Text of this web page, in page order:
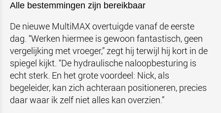
Alle bestemmingen zijn bereikbaar
De nieuwe MultiMAX overtuigde vanaf de eerste
dag. “Werken hiermee is gewoon fantastisch, geen
vergelijking met vroeger,” zegt hij terwijl hij kort in de
spiegel kijkt. “De hydraulische naloopbesturing is
echt sterk. En het grote voordeel: Nick, als
begeleider, kan zich achteraan positioneren, precies
daar waar ik zelf niet alles kan overzien.”